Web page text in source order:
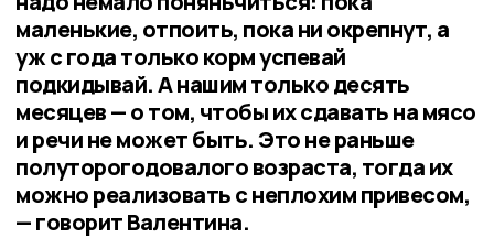
маленькие, отпоить, пока ни окрепнут, а
уж с года только корм успевай
подкидывай. А нашим только десять
месяцев — о том, чтобы их сдавать на мясо
и речи не может быть. Это не раньше
полуторогодовалого возраста, тогда их
можно реализовать с неплохим привесом,
— говорит Валентина.